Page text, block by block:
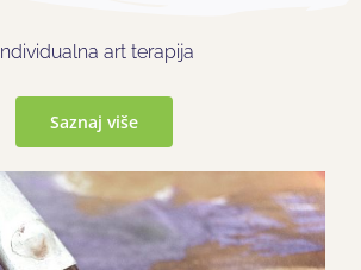
Individualna art terapija
Saznaj više